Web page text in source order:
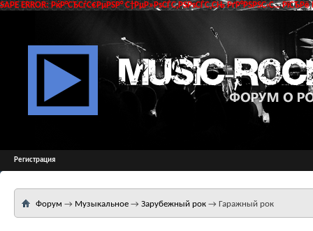
SAPE ERROR: РќР°СЂСѓС€РµРЅР° С†РµР»РѕСЃС‚РЅРѕСЃС‚СЊ РґР°РЅРЅС‹С…
Регистрация
Форум → Музыкальное → Зарубежный рок → Гаражный рок